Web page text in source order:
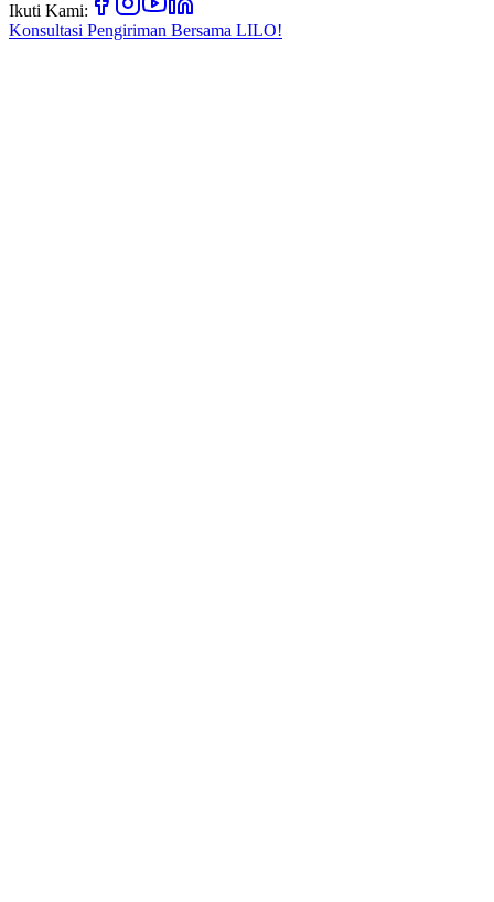
Ikuti Kami:
Konsultasi Pengiriman Bersama LILO!